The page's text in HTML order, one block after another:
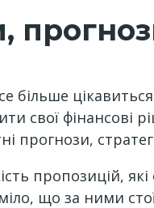
більше
свої фінансові
прогнози,
пропозицій,
що за ними